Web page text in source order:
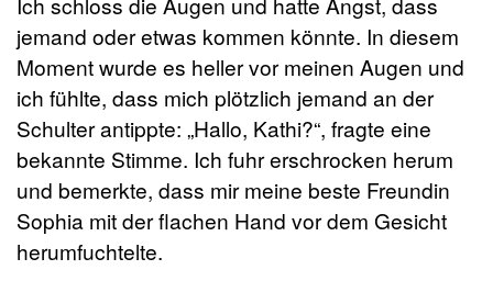
jemand oder etwas kommen könnte. In diesem
Moment wurde es heller vor meinen Augen und
ich fühlte, dass mich plötzlich jemand an der
Schulter antippte: „Hallo, Kathi?“, fragte eine
bekannte Stimme. Ich fuhr erschrocken herum
und bemerkte, dass mir meine beste Freundin
Sophia mit der flachen Hand vor dem Gesicht
herumfuchtelte.